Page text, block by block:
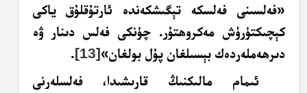
«فەلسىنى فەلسكە تېگىشكەندە ئارتۇقلۇق ياكى
كېچىكتۈرۈش مەكروھتۇر. چۈنكى فەلس دىنار ۋە
دىرھەملەردەك بېسىلغان پۇل بولغان»[13]
.
ئىمام مالىكنىڭ قارىشىدا، فەلسلەرنى